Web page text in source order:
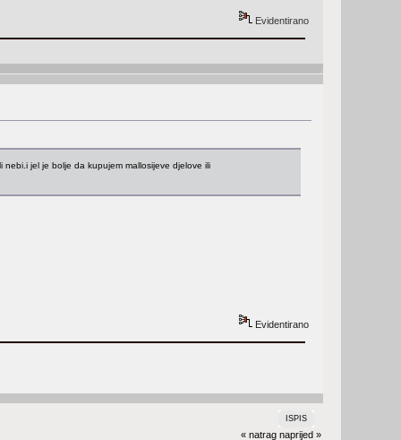
Evidentirano
jel je bolje da kupujem mallosijeve djelove ili
Evidentirano
ISPIS
« natrag naprijed »